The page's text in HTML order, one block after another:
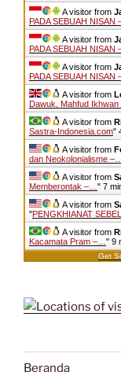
A visitor from
PADA SEBUAH NISAN
A visitor from
PADA SEBUAH NISAN
A visitor from
PADA SEBUAH NISAN
A visitor from
Dawuk, Mahfud Ikhwan
A visitor from
Sastra-Indonesia.com"
A visitor from
dan Neokolonialisme –…
A visitor from
Memberontak –… " 7
A visitor from
"PENGKHIANAT
A visitor from
Kacamata Pram –… " 9
Get
Beranda